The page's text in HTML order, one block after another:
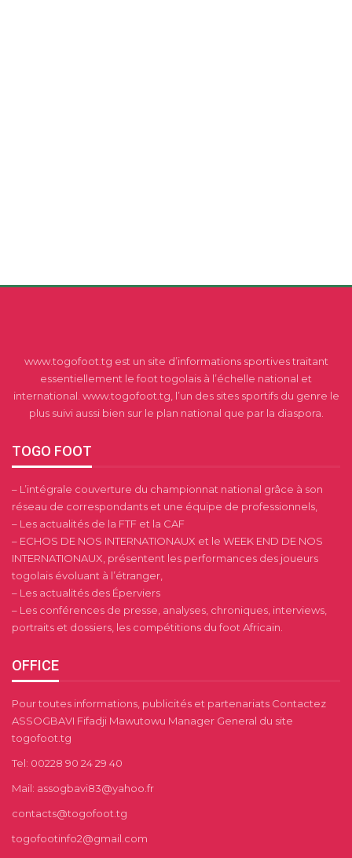
www.togofoot.tg est un site d’informations sportives traitant
essentiellement le foot togolais à l’échelle national et
international. www.togofoot.tg, l’un des sites sportifs du genre le
plus suivi aussi bien sur le plan national que par la diaspora.
TOGO FOOT
– L’intégrale couverture du championnat national grâce à son
réseau de correspondants et une équipe de professionnels,
– Les actualités de la FTF et la CAF
– ECHOS DE NOS INTERNATIONAUX et le WEEK END DE NOS
INTERNATIONAUX, présentent les performances des joueurs
togolais évoluant à l’étranger,
– Les actualités des Éperviers
– Les conférences de presse, analyses, chroniques, interviews,
portraits et dossiers, les compétitions du foot Africain.
OFFICE
Pour toutes informations, publicités et partenariats Contactez
ASSOGBAVI Fifadji Mawutowu Manager General du site
togofoot.tg
Tel: 00228 90 24 29 40
Mail: assogbavi83@yahoo.fr
contacts@togofoot.tg
togofootinfo2@gmail.com